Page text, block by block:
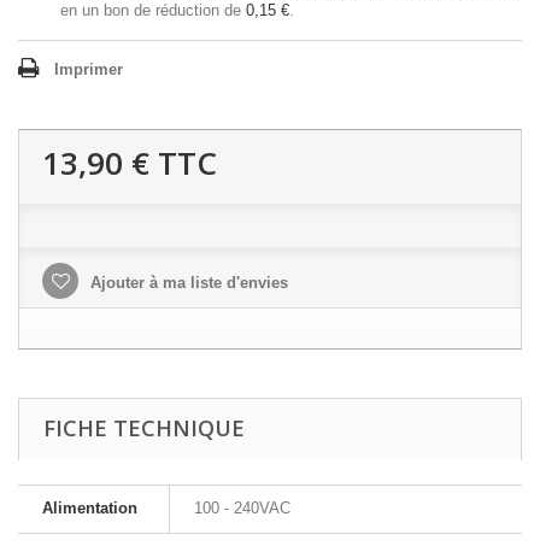
en un bon de réduction de 0,15 €.
Imprimer
13,90 € TTC
Ajouter à ma liste d'envies
FICHE TECHNIQUE
Alimentation 100 - 240VAC